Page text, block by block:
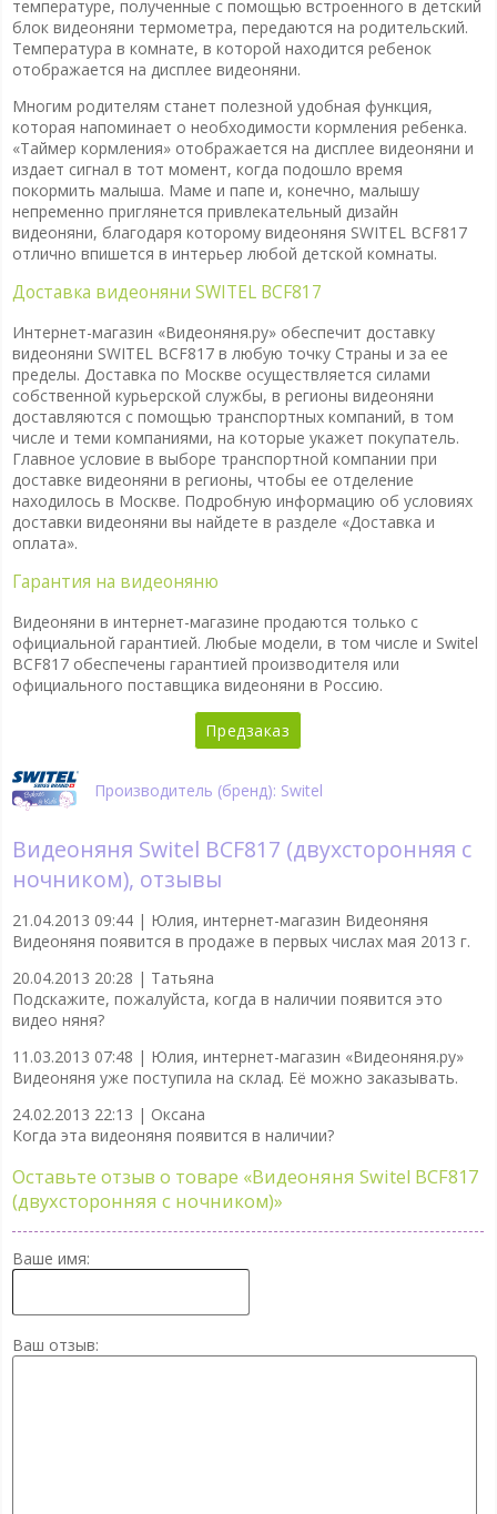
температуре, полученные с помощью встроенного в детский
блок видеоняни термометра, передаются на родительский.
Температура в комнате, в которой находится ребенок
отображается на дисплее видеоняни.
Многим родителям станет полезной удобная функция,
которая напоминает о необходимости кормления ребенка.
«Таймер кормления» отображается на дисплее видеоняни и
издает сигнал в тот момент, когда подошло время
покормить малыша. Маме и папе и, конечно, малышу
непременно приглянется привлекательный дизайн
видеоняни, благодаря которому видеоняня SWITEL BCF817
отлично впишется в интерьер любой детской комнаты.
Доставка видеоняни SWITEL BCF817
Интернет-магазин «Видеоняня.ру» обеспечит доставку
видеоняни SWITEL BCF817 в любую точку Страны и за ее
пределы. Доставка по Москве осуществляется силами
собственной курьерской службы, в регионы видеоняни
доставляются с помощью транспортных компаний, в том
числе и теми компаниями, на которые укажет покупатель.
Главное условие в выборе транспортной компании при
доставке видеоняни в регионы, чтобы ее отделение
находилось в Москве. Подробную информацию об условиях
доставки видеоняни вы найдете в разделе «Доставка и
оплата».
Гарантия на видеоняню
Видеоняни в интернет-магазине продаются только с
официальной гарантией. Любые модели, в том числе и Switel
BCF817 обеспечены гарантией производителя или
официального поставщика видеоняни в Россию.
Предзаказ
Производитель (бренд): Switel
Видеоняня Switel BCF817 (двухсторонняя с
ночником), отзывы
21.04.2013 09:44 | Юлия, интернет-магазин Видеоняня
Видеоняня появится в продаже в первых числах мая 2013 г.
20.04.2013 20:28 | Татьяна
Подскажите, пожалуйста, когда в наличии появится это
видео няня?
11.03.2013 07:48 | Юлия, интернет-магазин «Видеоняня.ру»
Видеоняня уже поступила на склад. Её можно заказывать.
24.02.2013 22:13 | Оксана
Когда эта видеоняня появится в наличии?
Оставьте отзыв о товаре «Видеоняня Switel BCF817
(двухсторонняя с ночником)»
Ваше имя:
Ваш отзыв: